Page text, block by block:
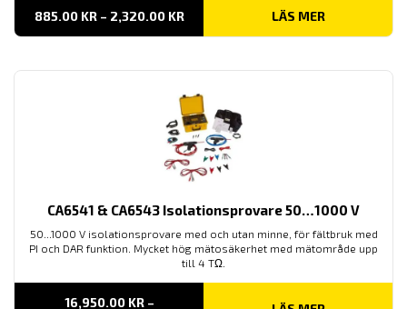
885.00 KR – 2,320.00 KRPRISINTERVALL:
TILL
LÄS MER
CA6541 & CA6543 Isolationsprovare 50…1000 V
50...1000 V isolationsprovare med och utan minne, för fältbruk med
PI och DAR funktion. Mycket hög mätosäkerhet med mätområde upp
till 4 TΩ.
16,950.00 KR –